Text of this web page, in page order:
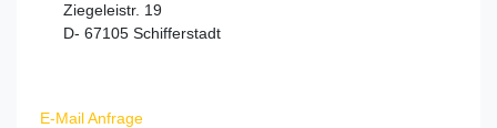
Ziegeleistr. 19
D- 67105 Schifferstadt
E-Mail Anfrage